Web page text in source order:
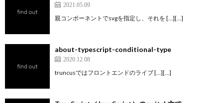
2021.05.09
親コンポーネントでsvgを指定し、それを […][…]
about-typescript-conditional-type
2020.12.08
truncusではフロントエンドのライブ […][…]